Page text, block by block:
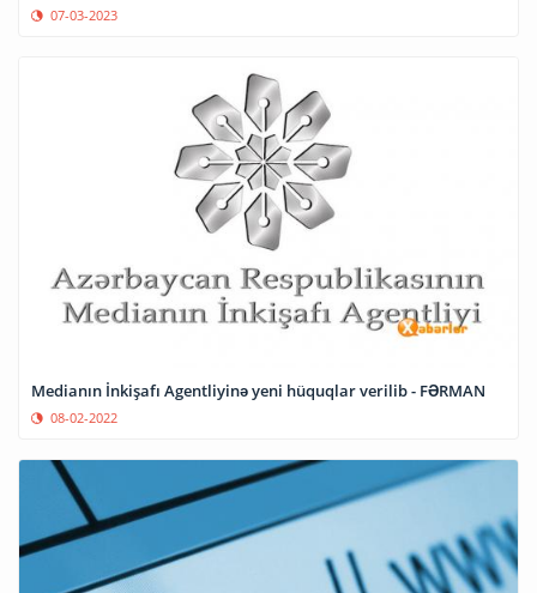
07-03-2023
Medianın İnkişafı Agentliyinə yeni hüquqlar verilib - FƏRMAN
08-02-2022